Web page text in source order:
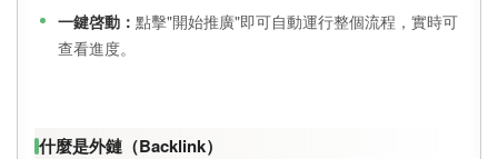
一鍵啓動： 點擊"開始推廣"即可自動運行整個流程，實時可
查看進度。
什麼是外鏈（Backlink）